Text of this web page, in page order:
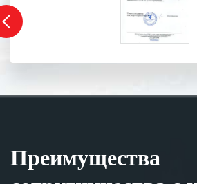
Преимущества